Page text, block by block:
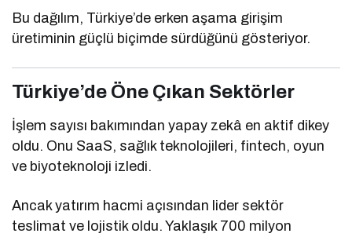
Bu dağılım, Türkiye’de erken aşama girişim
üretiminin güçlü biçimde sürdüğünü gösteriyor.
Türkiye’de Öne Çıkan Sektörler
İşlem sayısı bakımından yapay zekâ en aktif dikey
oldu. Onu SaaS, sağlık teknolojileri, fintech, oyun
ve biyoteknoloji izledi.
Ancak yatırım hacmi açısından lider sektör
teslimat ve lojistik oldu. Yaklaşık 700 milyon